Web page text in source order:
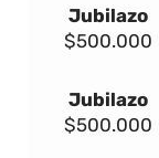
Jubilazo
$500.000
Jubilazo
$500.000